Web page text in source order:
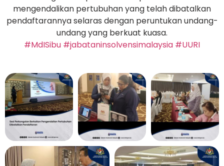
mengendalikan pertubuhan yang telah dibatalkan
pendaftarannya selaras dengan peruntukan undang-
undang yang berkuat kuasa.
#MdISibu #jabataninsolvensimalaysia #UURI